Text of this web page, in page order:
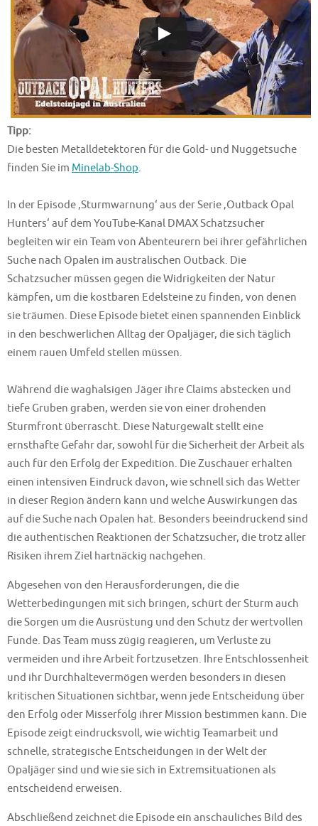
Tipp:
Die besten Metalldetektoren für die Gold- und Nuggetsuche
finden Sie im Minelab-Shop.
In der Episode ‚Sturmwarnung‘ aus der Serie ‚Outback Opal
Hunters‘ auf dem YouTube-Kanal DMAX Schatzsucher
begleiten wir ein Team von Abenteurern bei ihrer gefährlichen
Suche nach Opalen im australischen Outback. Die
Schatzsucher müssen gegen die Widrigkeiten der Natur
kämpfen, um die kostbaren Edelsteine zu finden, von denen
sie träumen. Diese Episode bietet einen spannenden Einblick
in den beschwerlichen Alltag der Opaljäger, die sich täglich
einem rauen Umfeld stellen müssen.
Während die waghalsigen Jäger ihre Claims abstecken und
tiefe Gruben graben, werden sie von einer drohenden
Sturmfront überrascht. Diese Naturgewalt stellt eine
ernsthafte Gefahr dar, sowohl für die Sicherheit der Arbeit als
auch für den Erfolg der Expedition. Die Zuschauer erhalten
einen intensiven Eindruck davon, wie schnell sich das Wetter
in dieser Region ändern kann und welche Auswirkungen das
auf die Suche nach Opalen hat. Besonders beeindruckend sind
die authentischen Reaktionen der Schatzsucher, die trotz aller
Risiken ihrem Ziel hartnäckig nachgehen.
Abgesehen von den Herausforderungen, die die
Wetterbedingungen mit sich bringen, schürt der Sturm auch
die Sorgen um die Ausrüstung und den Schutz der wertvollen
Funde. Das Team muss zügig reagieren, um Verluste zu
vermeiden und ihre Arbeit fortzusetzen. Ihre Entschlossenheit
und ihr Durchhaltevermögen werden besonders in diesen
kritischen Situationen sichtbar, wenn jede Entscheidung über
den Erfolg oder Misserfolg ihrer Mission bestimmen kann. Die
Episode zeigt eindrucksvoll, wie wichtig Teamarbeit und
schnelle, strategische Entscheidungen in der Welt der
Opaljäger sind und wie sie sich in Extremsituationen als
entscheidend erweisen.
Abschließend zeichnet die Episode ein anschauliches Bild des